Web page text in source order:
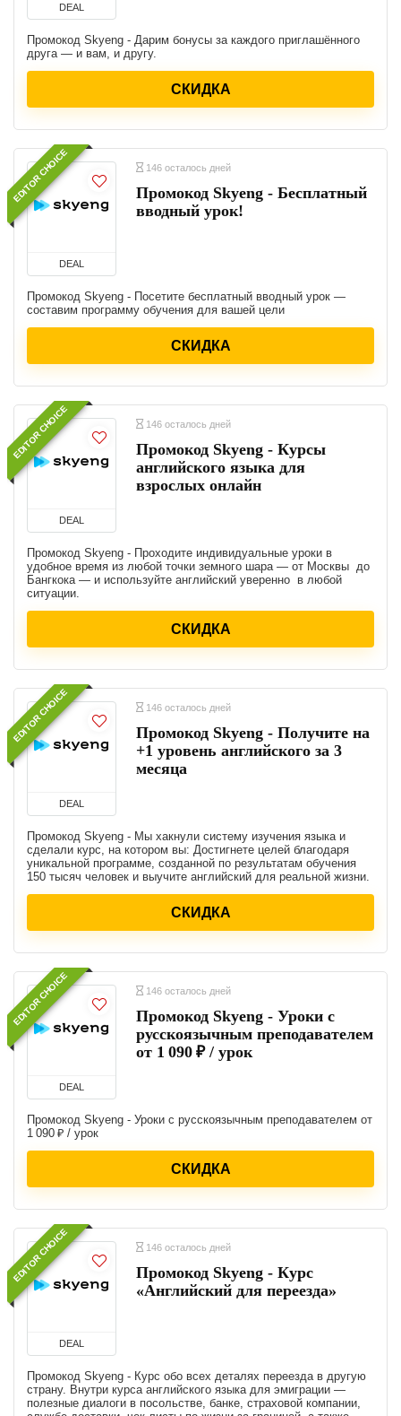
DEAL
Промокод Skyeng - Дарим бонусы за каждого приглашённого
друга — и вам, и другу.
СКИДКА
EDITOR CHOICE
DEAL
146 осталось дней
Промокод Skyeng - Бесплатный
вводный урок!
Промокод Skyeng - Посетите бесплатный вводный урок —
составим программу обучения для вашей цели
СКИДКА
EDITOR CHOICE
DEAL
146 осталось дней
Промокод Skyeng - Курсы
английского языка для
взрослых онлайн
Промокод Skyeng - Проходите индивидуальные уроки в
удобное время из любой точки земного шара — от Москвы до
Бангкока — и используйте английский уверенно в любой
ситуации.
СКИДКА
EDITOR CHOICE
DEAL
146 осталось дней
Промокод Skyeng - Получите на
+1 уровень английского за 3
месяца
Промокод Skyeng - Мы хакнули систему изучения языка и
сделали курс, на котором вы: Достигнете целей благодаря
уникальной программе, созданной по результатам обучения
150 тысяч человек и выучите английский для реальной жизни.
СКИДКА
EDITOR CHOICE
DEAL
146 осталось дней
Промокод Skyeng - Уроки с
русскоязычным преподавателем
от 1 090 ₽ / урок
Промокод Skyeng - Уроки с русскоязычным преподавателем от
1 090 ₽ / урок
СКИДКА
EDITOR CHOICE
DEAL
146 осталось дней
Промокод Skyeng - Курс
«Английский для переезда»
Промокод Skyeng - Курс обо всех деталях переезда в другую
страну. Внутри курса английского языка для эмиграции —
полезные диалоги в посольстве, банке, страховой компании,